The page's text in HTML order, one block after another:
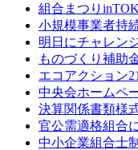
組合まつり
小規模事業者持
明日にチャレン
ものづくり補助
エコアクション21
中央会ホームペ
決算関係書類様
官公需適格組合
中小企業組合士